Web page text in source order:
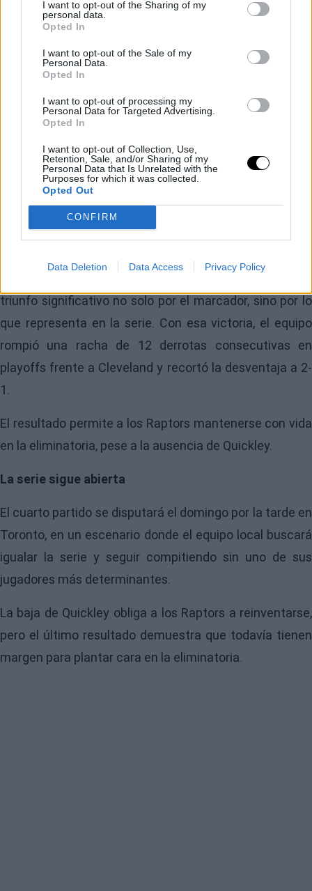
I want to opt-out of the Sharing of my
personal data.
Opted In
I want to opt-out of the Sale of my
Personal Data.
Opted In
I want to opt-out of processing my
Personal Data for Targeted Advertising.
Opted In
I want to opt-out of Collection, Use,
Retention, Sale, and/or Sharing of my
Personal Data that Is Unrelated with the
Purposes for which it was collected.
Opted Out
CONFIRM
Data Deletion Data Access Privacy Policy
Ajustes en la rotación
el puesto de base en los enfrentamientos contra
rotación exterior para suplir la ausencia de uno de sus
principales manejadores de balón.
Pese a ello, los Raptors lograron reaccionar en el tercer
partido de la serie, mostrando capacidad de adaptación
en un contexto adverso.
Una victoria que cambia la dinámica
Toronto se impuso por 126-104 el jueves, logrando un
triunfo significativo no solo por el marcador, sino por lo
que representa en la serie. Con esa victoria, el equipo
rompió una racha de 12 derrotas consecutivas en
playoffs frente a Cleveland y recortó la desventaja a 2-
1.
El resultado permite a los Raptors mantenerse con vida
en la eliminatoria, pese a la ausencia de Quickley.
La serie sigue abierta
El cuarto partido se disputará el domingo por la tarde en
Toronto, en un escenario donde el equipo local buscará
igualar la serie y seguir compitiendo sin uno de sus
jugadores más determinantes.
La baja de Quickley obliga a los Raptors a reinventarse,
pero el último resultado demuestra que todavía tienen
margen para plantar cara en la eliminatoria.